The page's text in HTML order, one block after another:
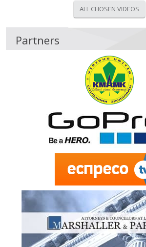
ALL CHOSEN VIDEOS
Partners